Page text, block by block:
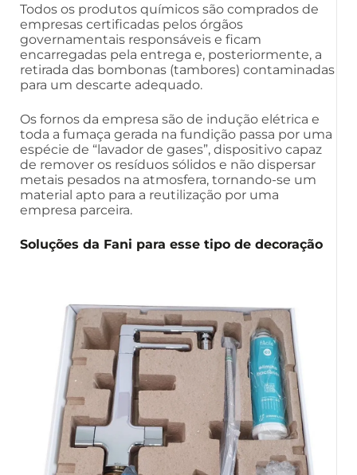
Todos os produtos químicos são comprados de
empresas certificadas pelos órgãos
governamentais responsáveis e ficam
encarregadas pela entrega e, posteriormente, a
retirada das bombonas (tambores) contaminadas
para um descarte adequado.
Os fornos da empresa são de indução elétrica e
toda a fumaça gerada na fundição passa por uma
espécie de “lavador de gases”, dispositivo capaz
de remover os resíduos sólidos e não dispersar
metais pesados na atmosfera, tornando-se um
material apto para a reutilização por uma
empresa parceira.
Soluções da Fani para esse tipo de decoração